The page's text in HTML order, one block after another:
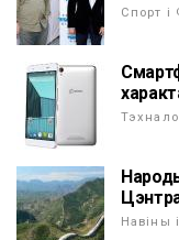
Спорт і
Навіны